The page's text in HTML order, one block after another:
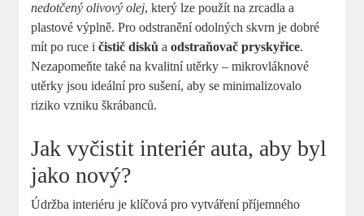
nedotčený olivový olej, který lze použít na zrcadla a
plastové výplně. Pro odstranění odolných skvrn je dobré
mít po ruce ičistič disků aodstraňovač pryskyřice.
Nezapomeňte také na kvalitní utěrky – mikrovláknové
utěrky jsou ideální pro sušení, aby se minimalizovalo
riziko vzniku škrábanců.
Jak vyčistit interiér auta, aby byl
jako nový?
Údržba interiéru je klíčová pro vytváření příjemného